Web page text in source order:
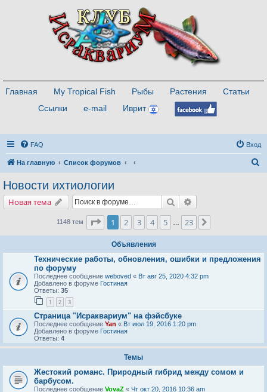
Главная My Tropical Fish Рыбы Растения
Статьи
Ссылки
e-mail Иврит
FAQ Вход
На главную Список форумов
Новости ихтиологии
Новая тема Поиск
1148 тем Страница1 из
1 2 3 4 5 23
Объявления
Технические работы, обновления, ошибки и предложения
по форуму
Последнее сообщение weboved « Вт авг 25, 2020 4:32 pm
Добавлено в форуме Гостиная
Ответы: 35
1 2 3
Страница "Исраквариум" на фэйсбуке
Последнее сообщение Yan « Вт июл 19, 2016 1:20 pm
Добавлено в форуме Гостиная
Ответы: 4
Темы
Жестокий романс. Природный гибрид между сомом и
барбусом.
Последнее сообщение VovaZ « Чт окт 20, 2016 10:36 am